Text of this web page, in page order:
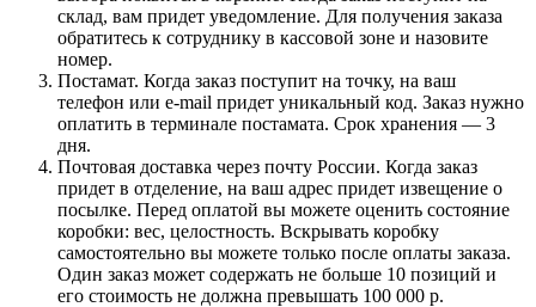
склад, вам придет уведомление. Для получения заказа
обратитесь к сотруднику в кассовой зоне и назовите
номер.
Постамат. Когда заказ поступит на точку, на ваш
телефон или e-mail придет уникальный код. Заказ нужно
оплатить в терминале постамата. Срок хранения — 3
дня.
Почтовая доставка через почту России. Когда заказ
придет в отделение, на ваш адрес придет извещение о
посылке. Перед оплатой вы можете оценить состояние
коробки: вес, целостность. Вскрывать коробку
самостоятельно вы можете только после оплаты заказа.
Один заказ может содержать не больше 10 позиций и
его стоимость не должна превышать 100 000 р.